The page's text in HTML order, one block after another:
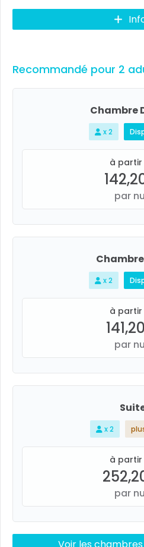
Recommandé pour 2
Chambre
x 2
à partir
par
x 2
à partir
par
x 2
à partir
par